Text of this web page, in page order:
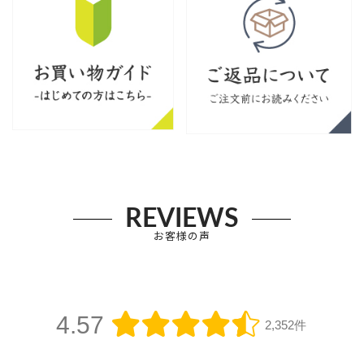
REVIEWS
お客様の声
4.57 2,352件